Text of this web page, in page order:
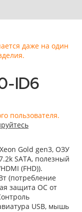
даже на один
ID6
пользователя.
Gold gen3, ОЗУ
SATA, полезный
(FHD)).
(потребление
защита ОС от
USB, мышь